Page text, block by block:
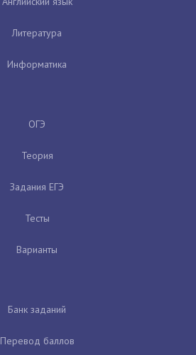
Литература
Информатика
ОГЭ
Теория
Задания ЕГЭ
Тесты
Варианты
Банк заданий
Перевод баллов